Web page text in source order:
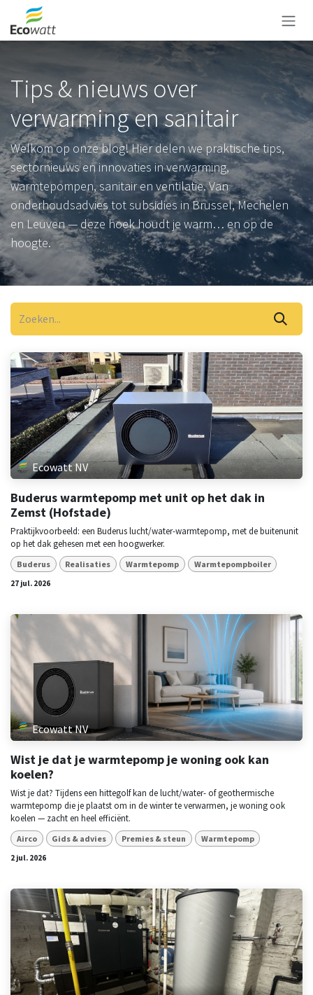
Overslaan naar inhoud
Tips & nieuws over
verwarming en sanitair
Welkom op onze blog! Hier delen we praktische tips,
sectornieuws en innovaties in verwarming,
warmtepompen, sanitair en ventilatie. Van
onderhoudsadvies tot subsidies in Brussel, Mechelen
en Leuven — deze hoek houdt je warm… en op de
hoogte.
Ecowatt NV
Buderus warmtepomp met unit op het dak in
Zemst (Hofstade)
Praktijkvoorbeeld: een Buderus lucht/water-warmtepomp, met de buitenunit
op het dak gehesen met een hoogwerker.
Buderus Realisaties Warmtepomp Warmtepompboiler
27 jul. 2026
Ecowatt NV
Wist je dat je warmtepomp je woning ook kan
koelen?
Wist je dat? Tijdens een hittegolf kan de lucht/water- of geothermische
warmtepomp die je plaatst om in de winter te verwarmen, je woning ook
koelen — zacht en heel efficiënt.
Airco Gids & advies Premies & steun Warmtepomp
2 jul. 2026